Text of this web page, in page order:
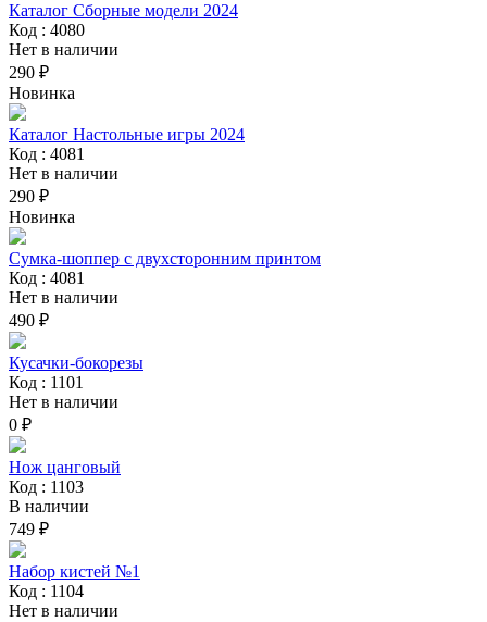
Каталог Сборные модели 2024
Код : 4080
Нет в наличии
290 ₽
Новинка
Каталог Настольные игры 2024
Код : 4081
Нет в наличии
290 ₽
Новинка
Сумка-шоппер с двухсторонним принтом
Код : 4081
Нет в наличии
490 ₽
Кусачки-бокорезы
Код : 1101
Нет в наличии
0 ₽
Нож цанговый
Код : 1103
В наличии
749 ₽
Набор кистей №1
Код : 1104
Нет в наличии